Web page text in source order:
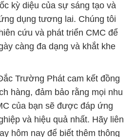
kỳ diệu của sự sáng tạo và
dụng tương lai. Chúng tôi
cứu và phát triển CMC để
càng đa dạng và khắt khe
Trường Phát cam kết đồng
hàng, đảm bảo rằng mọi nhu
của bạn sẽ được đáp ứng
và hiệu quả nhất. Hãy liên
hôm nay để biết thêm thông